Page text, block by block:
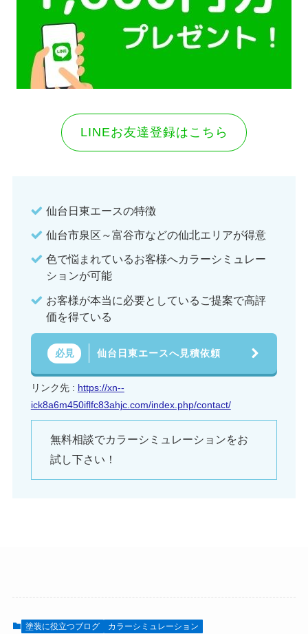
LINEお友達登録はこちら
仙台日東エースの特徴
仙台市泉区～富谷市などの仙北エリアが得意
色で悩まれているお客様へカラーシミュレー
ションが可能
お客様が本当に必要としているご提案で高評
価を得ている
必見 仙台日東エースへ見積依頼
リンク先 : https://xn--
ick8a6m450iflfc83ahjc.com/index.php/contact/
無料相談でカラーシミュレーションをお
試し下さい！
塗装に役立つブログ カラーシミュレーション